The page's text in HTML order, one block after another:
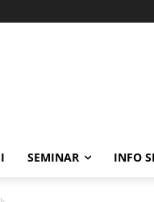
SEMINAR INFO